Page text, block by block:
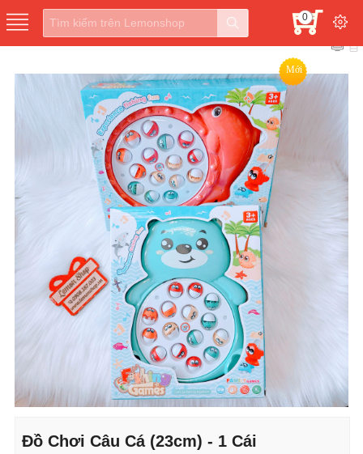
0
Mới
Đồ Chơi Câu Cá (23cm) - 1 Cái